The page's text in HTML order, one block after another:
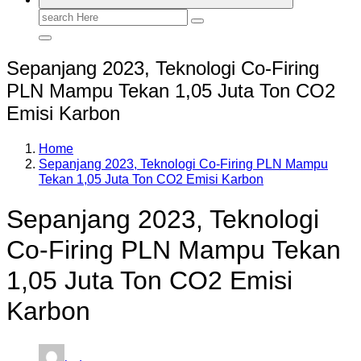
Search
Sepanjang 2023, Teknologi Co-Firing
PLN Mampu Tekan 1,05 Juta Ton CO2
Emisi Karbon
Home
Sepanjang 2023, Teknologi Co-Firing PLN Mampu
Tekan 1,05 Juta Ton CO2 Emisi Karbon
Sepanjang 2023, Teknologi
Co-Firing PLN Mampu Tekan
1,05 Juta Ton CO2 Emisi
Karbon